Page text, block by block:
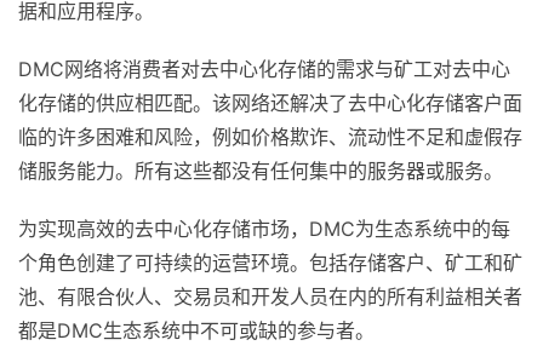
储服务能力。所有这些都没有任何集中的服务器或服务。
为实现高效的去中心化存储市场，DMC为生态系统中的每
个角色创建了可持续的运营环境。包括存储客户、矿工和矿
池、有限合伙人、交易员和开发人员在内的所有利益相关者
都是DMC生态系统中不可或缺的参与者。